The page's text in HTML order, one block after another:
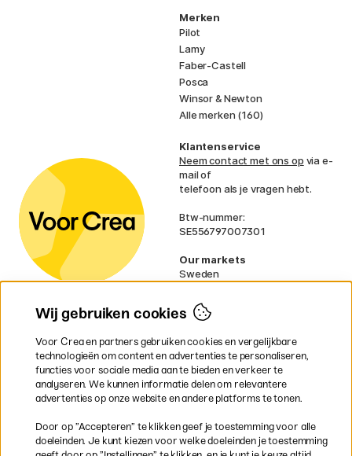
Merken
Pilot
Lamy
Faber-Castell
Posca
Winsor & Newton
Alle merken (160)
Klantenservice
Neem contact met ons op via e-
mail of
telefoon als je vragen hebt.
Btw-nummer:
SE556797007301
Our markets
Sweden
Denmark
Finland
Ireland
Germany
UK
EU
gelden voor volumineuze producten.
Wij gebruiken cookies
Voor Crea en partners gebruiken cookies en vergelijkbare
technologieën om content en advertenties te personaliseren,
functies voor sociale media aan te bieden en verkeer te
analyseren. We kunnen informatie delen om relevantere
advertenties op onze website en andere platforms te tonen.
Door op ”Accepteren” te klikken geef je toestemming voor alle
doeleinden. Je kunt kiezen voor welke doeleinden je toestemming